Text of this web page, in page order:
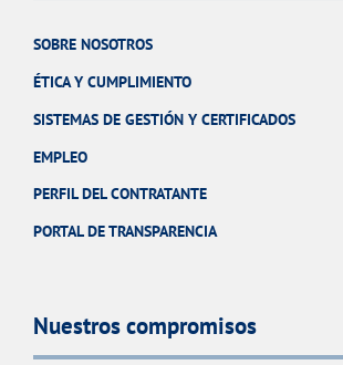
SOBRE NOSOTROS
ÉTICA Y CUMPLIMIENTO
SISTEMAS DE GESTIÓN Y CERTIFICADOS
EMPLEO
PERFIL DEL CONTRATANTE
PORTAL DE TRANSPARENCIA
Nuestros compromisos